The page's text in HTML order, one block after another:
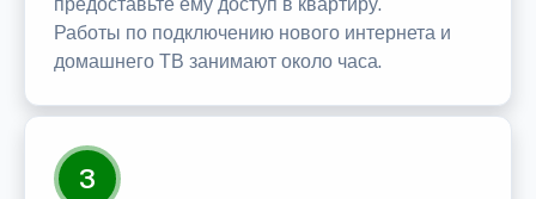
Работы по подключению нового интернета и
домашнего ТВ занимают около часа.
3